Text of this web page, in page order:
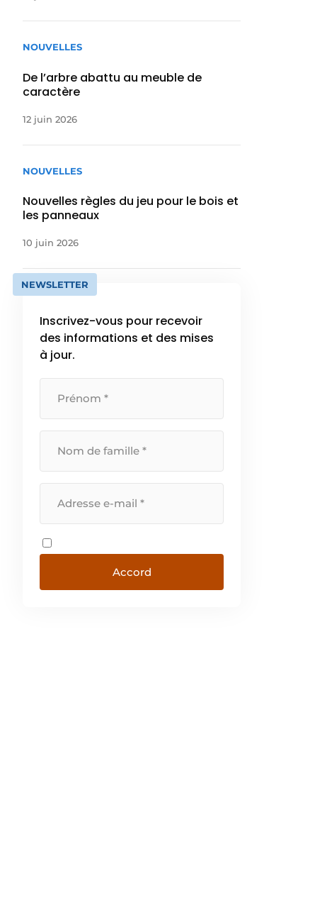
NOUVELLES
De l’arbre abattu au meuble de
caractère
12 juin 2026
NOUVELLES
Nouvelles règles du jeu pour le bois et
les panneaux
10 juin 2026
NEWSLETTER
Inscrivez-vous pour recevoir
des informations et des mises
à jour.
Accord